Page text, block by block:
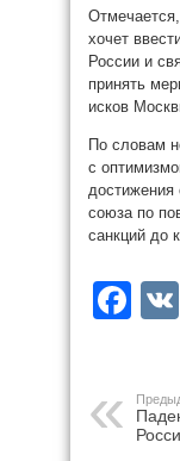
хочет
России и
принять
исков
По словам
с
достижения
союза по
санкций до